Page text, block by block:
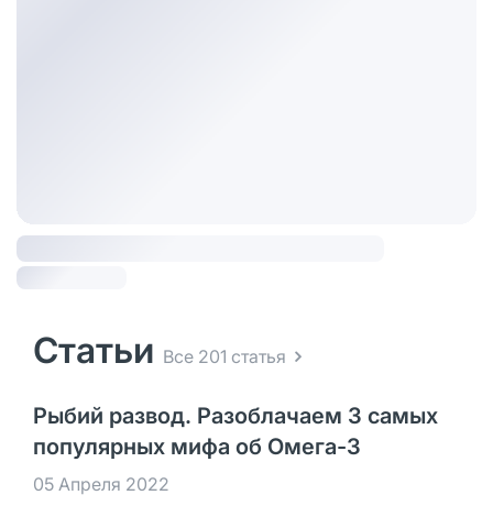
Статьи Все 201 статья
Рыбий развод. Разоблачаем 3 самых
популярных мифа об Омега-3
05 Апреля 2022